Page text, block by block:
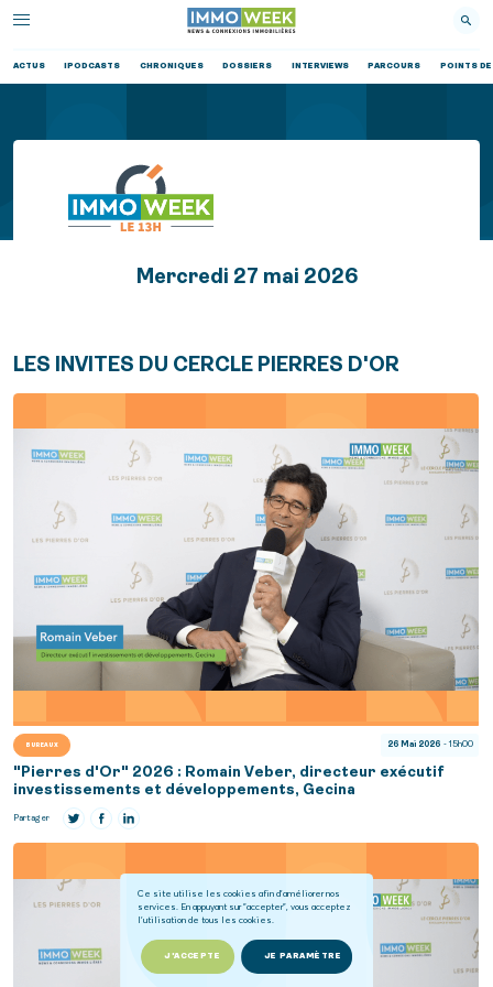
ACTUS IPODCASTS CHRONIQUES DOSSIERS INTERVIEWS PARCOURS POINTS DE
Ce site utilise les cookies afin d'améliorer nos
services. En appuyant sur "accepter", vous acceptez
l'utilisation de tous les cookies.
J'ACCEPTE JE PARAMÈTRE
Mercredi 27 mai 2026
LES INVITES DU CERCLE PIERRES D'OR
BUREAUX 26 Mai 2026 - 15h00
"Pierres d'Or" 2026 : Romain Veber, directeur exécutif
investissements et développements, Gecina
Partager